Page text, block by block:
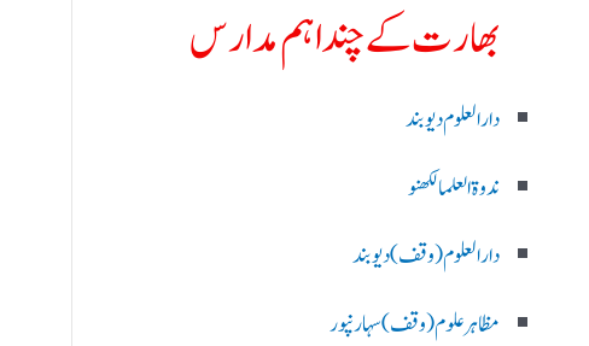
بھارت کے چند اہم مدارس
دارالعلوم دیوبند
ندوۃالعلما لکھنو
دارالعلوم (وقف)دیوبند
مظاہرعلوم (وقف)سہارنپور